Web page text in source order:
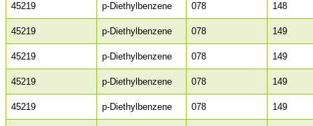
45219 p-Diethylbenzene 078 148
45219 p-Diethylbenzene 078 149
45219 p-Diethylbenzene 078 149
45219 p-Diethylbenzene 078 149
45219 p-Diethylbenzene 078 149